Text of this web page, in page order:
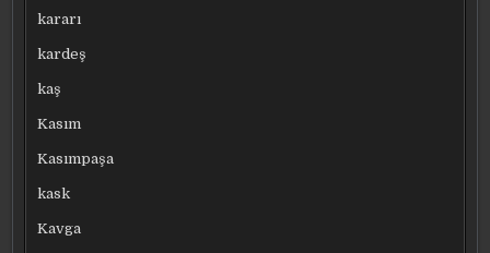
kararı
kardeş
kaş
Kasım
Kasımpaşa
kask
Kavga